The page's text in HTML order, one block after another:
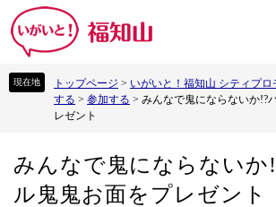
ー
ニ
トップページ > いがいと！福知山 シティプロ
する > 参加する > みんなで鬼にならないか!?
レゼント
文みんなで鬼にならないか
ル鬼鬼お面をプレゼント